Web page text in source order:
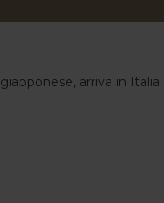
arriva in Italia